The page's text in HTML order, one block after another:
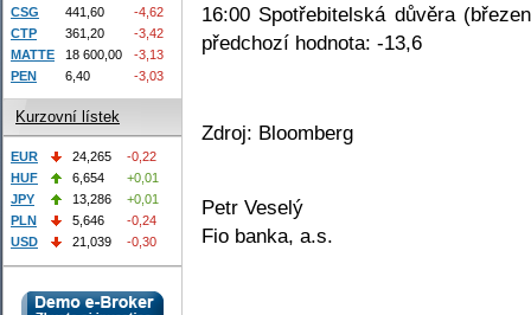
16:00 Spotřebitelská důvěra
předchozí hodnota: -13,6
Zdroj: Bloomberg
Petr Veselý
Fio banka, a.s.
CSG
441,60
-4,62
CTP
361,20
-3,42
MATTE
18 600,00
-3,13
PEN
6,40 -3,03
Kurzovní lístek
EUR 24,265
-0,22
HUF
6,654
+0,01
JPY
13,286
+0,01
PLN
5,646
-0,24
USD
21,039 -0,30